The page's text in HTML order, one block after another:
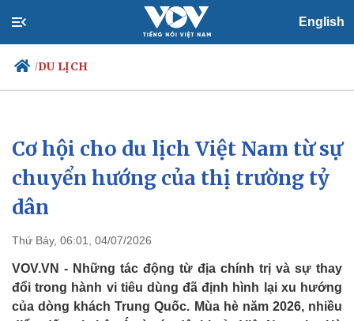
English
/DU LỊCH
Chính trị
Đảng
Tổ chức nhân sự
Quốc hội
Xã hội
Tin 24h
Dự báo thời tiết
Cơ hội cho du lịch Việt Nam từ sự
chuyển hướng của thị trường tỷ
dân
Thứ Bảy, 06:01, 04/07/2026
VOV.VN - Những tác động từ địa chính trị và sự thay
đổi trong hành vi tiêu dùng đã định hình lại xu hướng
của dòng khách Trung Quốc. Mùa hè năm 2026, nhiều